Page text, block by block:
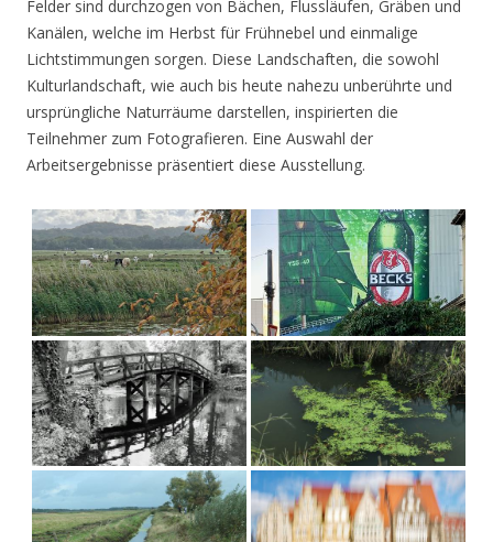
Felder sind durchzogen von Bächen, Flussläufen, Gräben und
Kanälen, welche im Herbst für Frühnebel und einmalige
Lichtstimmungen sorgen. Diese Landschaften, die sowohl
Kulturlandschaft, wie auch bis heute nahezu unberührte und
ursprüngliche Naturräume darstellen, inspirierten die
Teilnehmer zum Fotografieren. Eine Auswahl der
Arbeitsergebnisse präsentiert diese Ausstellung.